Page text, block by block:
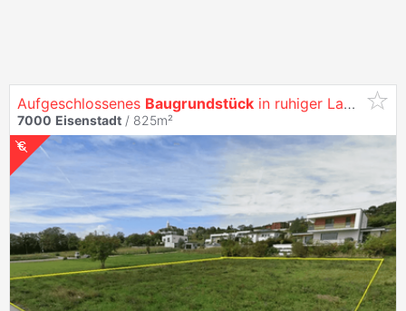
Aufgeschlossenes Baugrundstück in ruhiger Lage ohne Bauzwang
7000 Eisenstadt / 825m²